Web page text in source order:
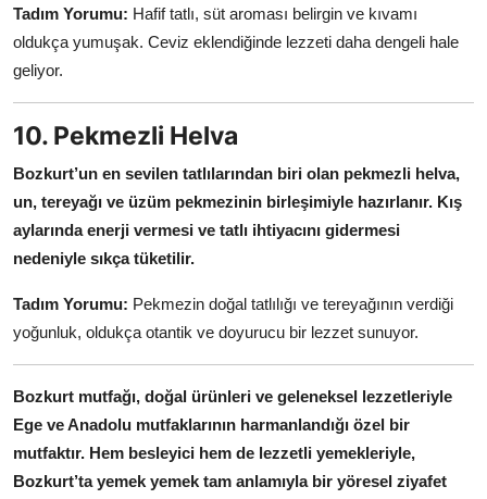
Tadım Yorumu: Hafif tatlı, süt aroması belirgin ve kıvamı
oldukça yumuşak. Ceviz eklendiğinde lezzeti daha dengeli hale
geliyor.
10. Pekmezli Helva
Bozkurt’un en sevilen tatlılarından biri olan pekmezli helva,
un, tereyağı ve üzüm pekmezinin birleşimiyle hazırlanır. Kış
aylarında enerji vermesi ve tatlı ihtiyacını gidermesi
nedeniyle sıkça tüketilir.
Tadım Yorumu: Pekmezin doğal tatlılığı ve tereyağının verdiği
yoğunluk, oldukça otantik ve doyurucu bir lezzet sunuyor.
Bozkurt mutfağı, doğal ürünleri ve geleneksel lezzetleriyle
Ege ve Anadolu mutfaklarının harmanlandığı özel bir
mutfaktır. Hem besleyici hem de lezzetli yemekleriyle,
Bozkurt’ta yemek yemek tam anlamıyla bir yöresel ziyafet